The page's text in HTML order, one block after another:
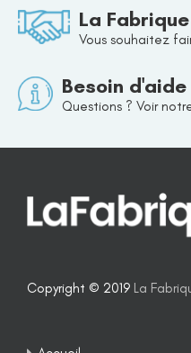
La
Vous souhaitez
Besoin d'aide
Questions ? Voir
Copyright © 2019 La